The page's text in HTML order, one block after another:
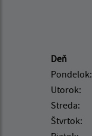
Deň
Pondelok:
Utorok:
Streda:
Štvrtok: